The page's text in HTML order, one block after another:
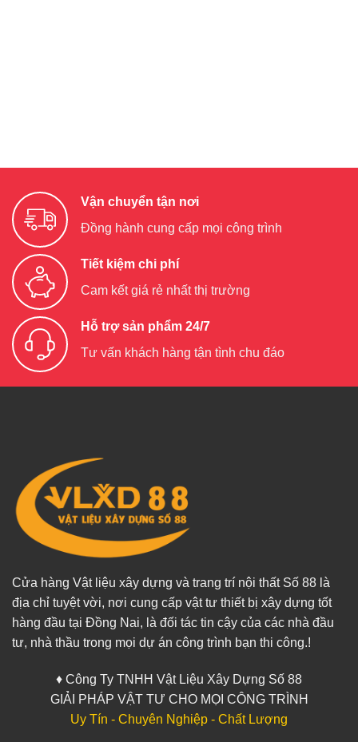
Vận chuyển tận nơi
Đồng hành cung cấp mọi công trình
Tiết kiệm chi phí
Cam kết giá rẻ nhất thị trường
Hỗ trợ sản phẩm 24/7
Tư vấn khách hàng tận tình chu đáo
Cửa hàng Vật liệu xây dựng và trang trí nội thất Số 88 là
địa chỉ tuyệt vời, nơi cung cấp vật tư thiết bị xây dựng tốt
hàng đầu tại Đồng Nai, là đối tác tin cậy của các nhà đầu
tư, nhà thầu trong mọi dự án công trình bạn thi công.!
♦ Công Ty TNHH Vật Liệu Xây Dựng Số 88
GIẢI PHÁP VẬT TƯ CHO MỌI CÔNG TRÌNH
Uy Tín - Chuyên Nghiệp - Chất Lượng